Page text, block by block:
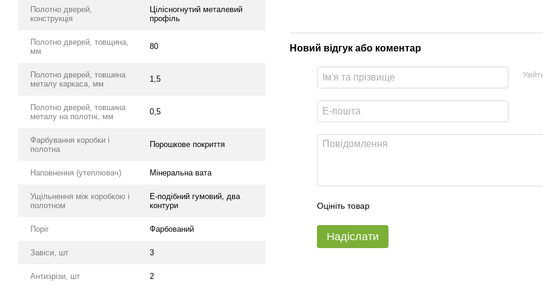
Полотно дверей,
конструкція
Цілісногнутий металевий
профіль
Полотно дверей, товщина,
мм
80
Полотно дверей, товшина
металу каркаса, мм
1,5
Полотно дверей, товшина
металу на полотні, мм
0,5
Фарбування коробки і
полотна
Порошкове покриття
Наповнення (утеплювач) Мінеральна вата
Ущільнення між коробкою і
полотном
E-подібний гумовий, два
контури
Поріг Фарбований
Завіси, шт 3
Антизрізи, шт 2
Новий відгук або коментар
Оцініть товар
Надіслати